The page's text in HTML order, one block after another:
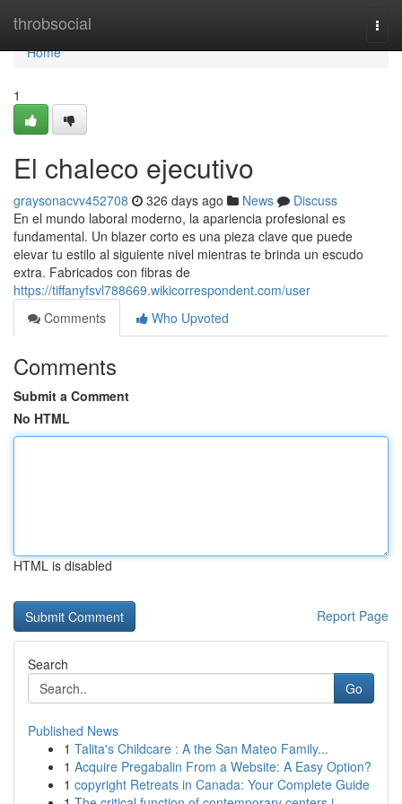
throbsocial
Home
Home
1
El chaleco ejecutivo
graysonacvv452708 326 days ago News
Discuss
En el mundo laboral moderno, la apariencia profesional es
fundamental. Un blazer corto es una pieza clave que puede
elevar tu estilo al siguiente nivel mientras te brinda un escudo
extra. Fabricados con fibras de
https://tiffanyfsvl788669.wikicorrespondent.com/user
Comments
Who Upvoted
Comments
Submit a Comment
No HTML
HTML is disabled
Report Page
Search
Go
Published News
1 Talita's Childcare : A the San Mateo Family...
1 Acquire Pregabalin From a Website: A Easy Option?
1 copyright Retreats in Canada: Your Complete Guide